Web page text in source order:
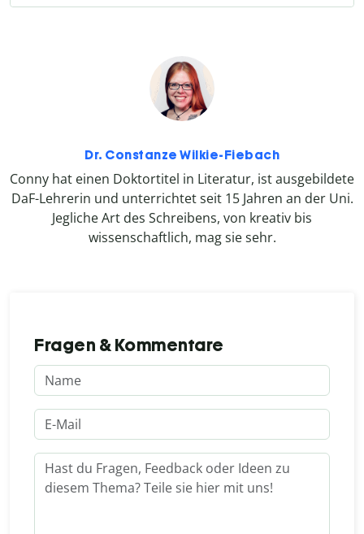
Dr. Constanze Wilkie-Fiebach
Conny hat einen Doktortitel in Literatur, ist ausgebildete
DaF-Lehrerin und unterrichtet seit 15 Jahren an der Uni.
Jegliche Art des Schreibens, von kreativ bis
wissenschaftlich, mag sie sehr.
Fragen & Kommentare